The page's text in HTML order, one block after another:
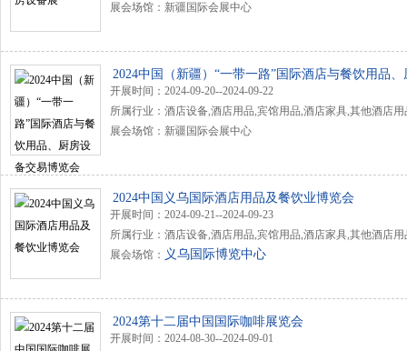
展会场馆：新疆国际会展中心
2024中国（新疆）“一带一路”国际酒店与餐饮用品、
备交易博览会
开展时间：2024-09-20--2024-09-22
所属行业：酒店设备,酒店用品,宾馆用品,酒店家具,其他酒店用
展会场馆：新疆国际会展中心
2024中国义乌国际酒店用品及餐饮业博览会
开展时间：2024-09-21--2024-09-23
所属行业：酒店设备,酒店用品,宾馆用品,酒店家具,其他酒店用
展会场馆： 义乌国际博览中心
2024第十二届中国国际咖啡展览会
开展时间：2024-08-30--2024-09-01